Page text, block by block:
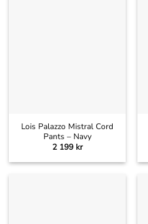
Lois Palazzo Mistral Cord
Pants – Navy
2 199 kr